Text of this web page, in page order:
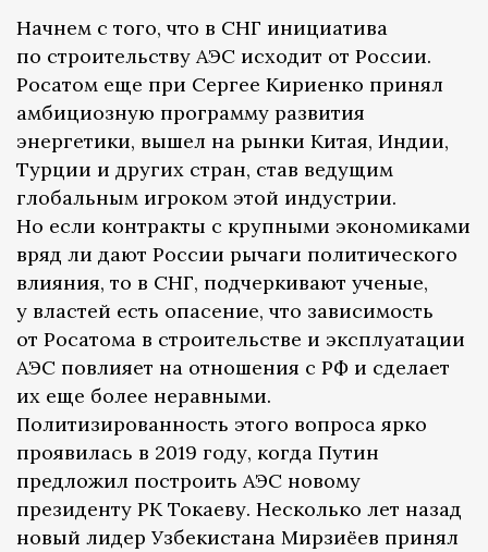
Начнем с того, что в СНГ инициатива
по строительству АЭС исходит от России.
Росатом еще при Сергее Кириенко принял
амбициозную программу развития
энергетики, вышел на рынки Китая, Индии,
Турции и других стран, став ведущим
глобальным игроком этой индустрии.
Но если контракты с крупными экономиками
вряд ли дают России рычаги политического
влияния, то в СНГ, подчеркивают ученые,
у властей есть опасение, что зависимость
от Росатома в строительстве и эксплуатации
АЭС повлияет на отношения с РФ и сделает
их еще более неравными.
Политизированность этого вопроса ярко
проявилась в 2019 году, когда Путин
предложил построить АЭС новому
президенту РК Токаеву. Несколько лет назад
новый лидер Узбекистана Мирзиёев принял